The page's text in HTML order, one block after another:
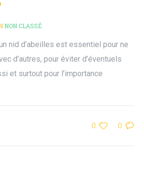
NON CLASSÉ
nid d’abeilles est essentiel pour ne
d’autres, pour éviter d’éventuels
et surtout pour l’importance
0 0